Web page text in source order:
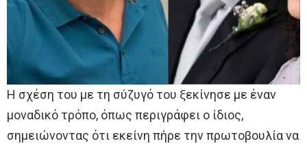
Η σχέση του με τη σύζυγό του ξεκίνησε με έναν
μοναδικό τρόπο, όπως περιγράφει ο ίδιος,
σημειώνοντας ότι εκείνη πήρε την πρωτοβουλία να